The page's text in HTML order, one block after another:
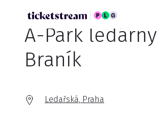
A-Park ledárny
Braník
Ledařská, Praha